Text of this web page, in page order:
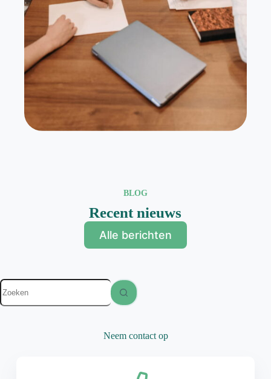
BLOG
Recent nieuws
Alle berichten
Geen
resultaten
Neem contact op